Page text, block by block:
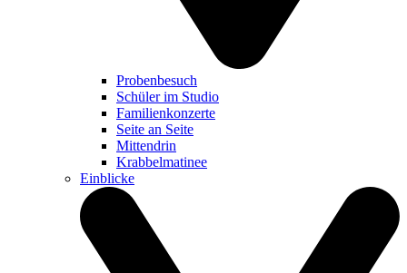
Probenbesuch
Schüler im Studio
Familienkonzerte
Seite an Seite
Mittendrin
Krabbelmatinee
Einblicke